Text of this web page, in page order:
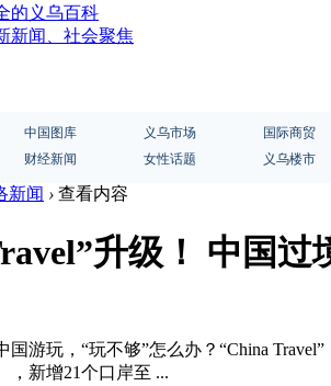
的义乌百科
新闻、社会聚焦
中国图库 义乌市场 国际商贸
财经新闻 女性话题 义乌楼市
新闻 › 查看内容
升级！ 中国
国游玩，“玩不够”怎么办？“China
，新增21个口岸至 ...